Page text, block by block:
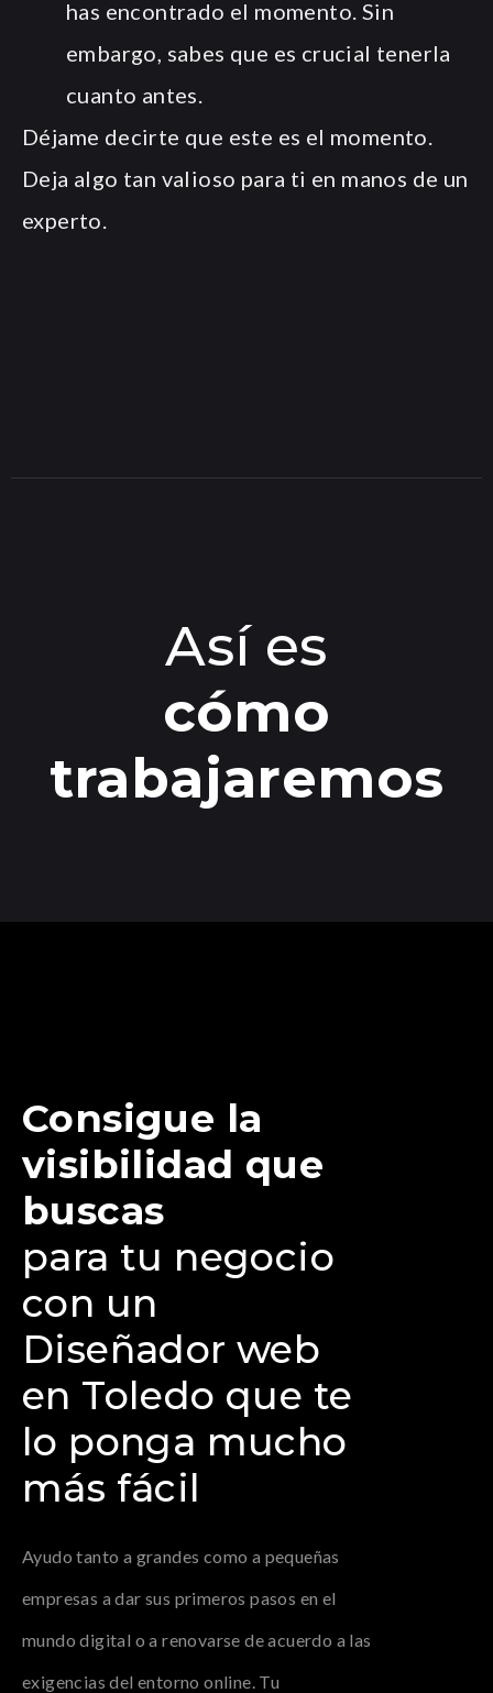
has encontrado el momento. Sin
embargo, sabes que es crucial tenerla
cuanto antes.
Déjame decirte que este es el momento.
Deja algo tan valioso para ti en manos de un
experto.
Así es
cómo
trabajaremos
Consigue la
visibilidad que
buscas
para tu negocio
con un
Diseñador web
en Toledo que te
lo ponga mucho
más fácil
Ayudo tanto a grandes como a pequeñas
empresas a dar sus primeros pasos en el
mundo digital o a renovarse de acuerdo a las
exigencias del entorno online. Tu